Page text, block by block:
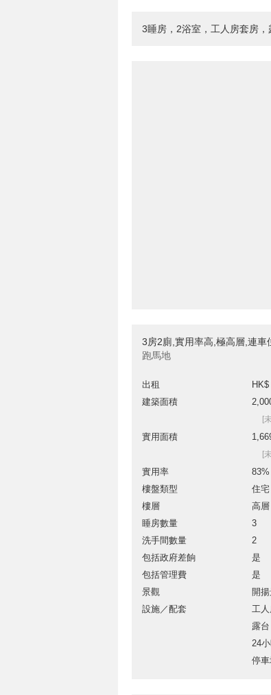
3睡房，2浴室，工人房套房
3房2廁,實用率高,極高層,連車
跑馬地
出租
建築面積
[
實用面積
[
實用率
83%
樓盤類型
住宅
樓層
高層
睡房數量
3
洗手間數量
2
包括政府差餉
是
包括管理費
是
景觀
開
設施／配套
工
露台
24
停